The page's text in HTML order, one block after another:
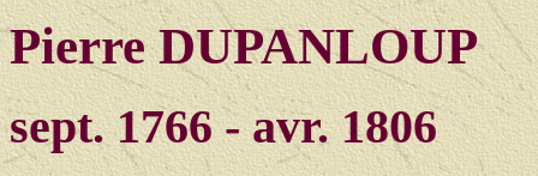
Pierre DUPANLOUP
sept. 1766 - avr. 1806